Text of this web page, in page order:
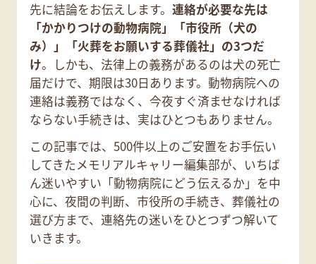
先に結論をお伝えします。 連絡が必要な先は
「かかりつけの動物病院」「市役所（犬の
み）」「火葬をお願いする葬儀社」の3つだ
け。しかも、法律上の義務があるのは犬の死亡
届だけで、期限は30日あります。動物病院への
連絡は義務ではなく、今夜すぐ済ませなければ
ならない手続きは、実はひとつもありません。
この記事では、500件以上のご安置をお手伝い
してきたメモリアルキャリー編集部が、いちば
ん迷いやすい「動物病院にどう伝えるか」を中
心に、夜間の判断、市役所の手続き、葬儀社の
選び方まで、連絡先の迷いをひとつずつ解いて
いきます。